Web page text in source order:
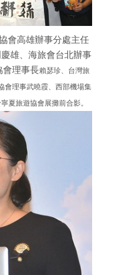
會高雄辦事分處主任
雄、海旅會台北辦事
會理事長賴瑟珍、台灣旅
會理事武曉霞、西部機場集
夏旅遊協會展攤前合影。